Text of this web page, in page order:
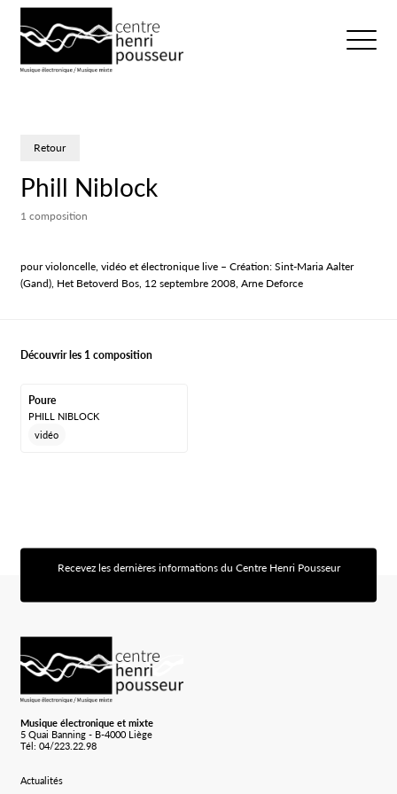
Ouvrir/
Retour
Phill Niblock
1 composition
pour violoncelle, vidéo et électronique live – Création: Sint-Maria Aalter
(Gand), Het Betoverd Bos, 12 septembre 2008, Arne Deforce
Découvrir les 1 composition
Poure
PHILL NIBLOCK
vidéo
Recevez les dernières informations du Centre Henri Pousseur
Musique électronique et mixte
5 Quai Banning - B-4000 Liège
Tél: 04/223.22.98
Actualités